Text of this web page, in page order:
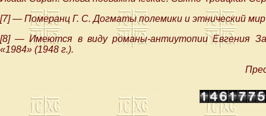
[7] — Померанц Г. С. Догматы полемики и этнический
[8] — Имеются в виду романы-антиутопии Евгения
«1984» (1948 г.).